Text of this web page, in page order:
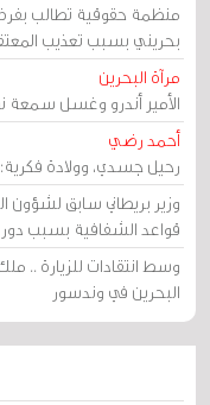
منظمة حقوقية تطالب
بحريني بسبب تعذيب
مرآة البحرين
الأمير أندرو وغسل سمعة
أحمد رضي
رحيل جسدي، وولادة فكرية:
وزير بريطاني سابق
قواعد الشفافية بسبب
وسط انتقادات للزيارة ..
البحرين في وندسور